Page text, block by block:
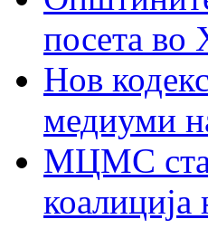
посета во
Нов
медиуми
МЦМС